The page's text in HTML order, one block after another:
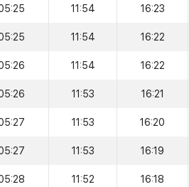
11:54 16:23
11:54 16:22
11:54 16:22
11:53 16:21
11:53 16:20
11:53 16:19
11:52 16:18